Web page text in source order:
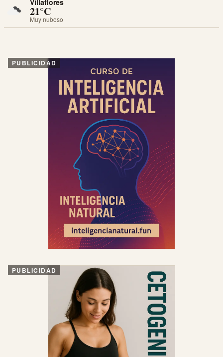
Villaflores
21°C
Muy nuboso
PUBLICIDAD
PUBLICIDAD